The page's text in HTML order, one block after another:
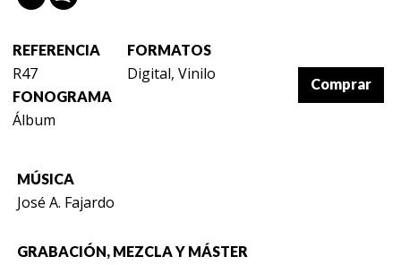
REFERENCIA
R47
FORMATOS
Digital, Vinilo
FONOGRAMA
Álbum
Comprar
MÚSICA
José A. Fajardo
GRABACIÓN, MEZCLA Y MÁSTER